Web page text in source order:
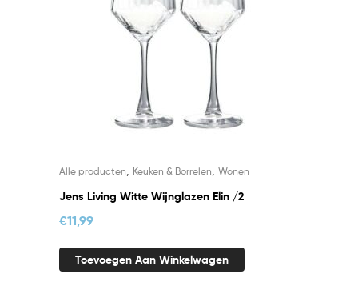
Alle producten Keuken & Borrelen Wonen
Jens Living Witte Wijnglazen Elin /2
€11,99
Toevoegen Aan Winkelwagen